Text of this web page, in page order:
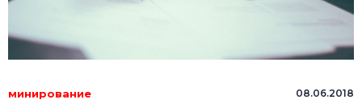
минирование 08.06.2018